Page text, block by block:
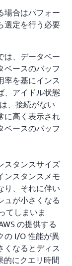
場合はパフォー
選定を行う必要
は、データベー
ベースのバッフ
率を基にインス
、アイドル状態
、接続がない
に高く表示され
ベースのバッフ
スタンスサイズ
ンスタンスメモ
り、それに伴い
ュが小さくなる
てしまいま
の提供する
の I/O 性能が異
くなるとディス
的にクエリ時間